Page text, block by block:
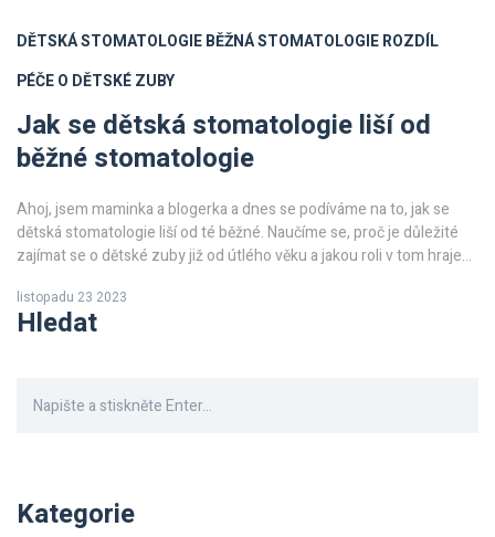
DĚTSKÁ STOMATOLOGIEBĚŽNÁ STOMATOLOGIEROZDÍL
PÉČE O DĚTSKÉ ZUBY
Jak se dětská stomatologie liší od
běžné stomatologie
Ahoj, jsem maminka a blogerka a dnes se podíváme na to, jak se
dětská stomatologie liší od té běžné. Naučíme se, proč je důležité
zajímat se o dětské zuby již od útlého věku a jakou roli v tom hraje
dětského stomatologa. Přidejte se ke mně na této cestě objevení
světa stomatologie pro naše malé.
listopadu 23 2023
Hledat
Kategorie